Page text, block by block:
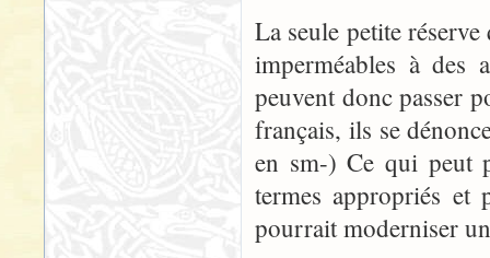
La seule petite
imperméables à des
peuvent donc passer
français, ils se
en sm-) Ce qui peut
termes appropriés et
pourrait moderniser